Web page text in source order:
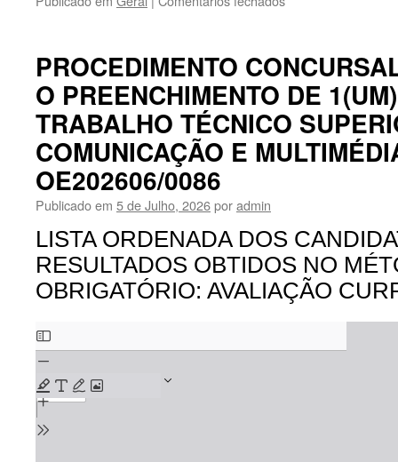
PARA
O
PREENCHIMENTO
DE
1(UM)POSTO
DE
DE
COMUNICAÇÃO
E
MULTIMÉDIA
–
PROCEDIMENTO
O PREENCHIMENTO DE
TRABALHO TÉCNICO
COMUNICAÇÃO E
OE202606/0086
Publicado em 5 de Julho, 2026poradmin
LISTA ORDENADA DOS
RESULTADOS OBTIDOS NO
OBRIGATÓRIO: AVALIAÇÃO
Skip
to
PDF
content